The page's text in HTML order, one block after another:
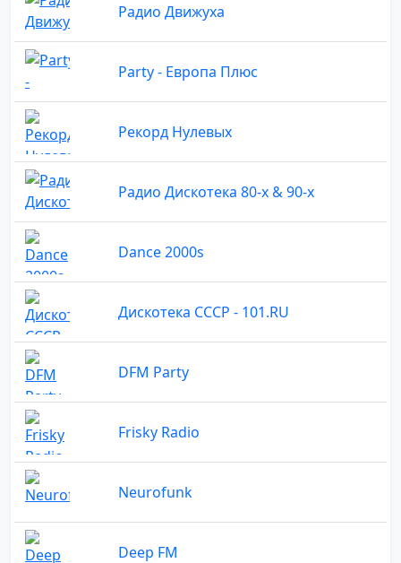
Радио Движуха
Party - Европа Плюс
Рекорд Нулевых
Радио Дискотека 80-х & 90-х
Dance 2000s
Дискотека СССР - 101.RU
DFM Party
Frisky Radio
Neurofunk
Deep FM